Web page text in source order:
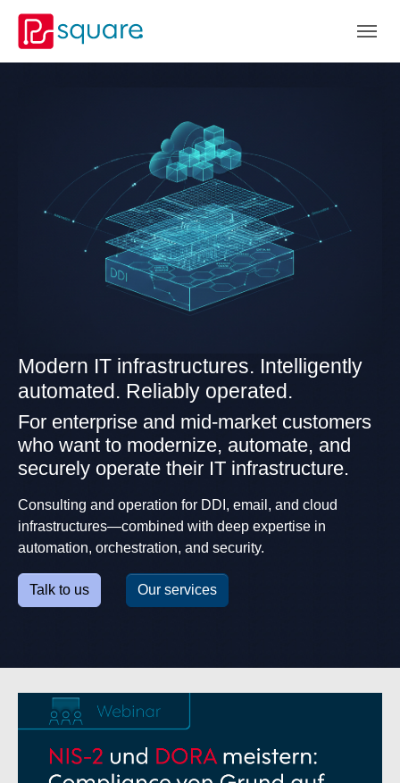
Modern IT infrastructures. Intelligently
automated. Reliably operated.
For enterprise and mid-market customers
who want to modernize, automate, and
securely operate their IT infrastructure.
Consulting and operation for DDI, email, and cloud
infrastructures—combined with deep expertise in
automation, orchestration, and security.
Talk to us Our services